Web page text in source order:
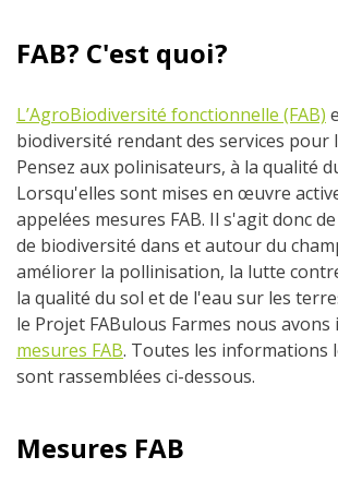
FAB? C'est quoi?
L’AgroBiodiversité fonctionnelle (FAB)
biodiversité rendant des services pour
Pensez aux polinisateurs, à la qualité
Lorsqu'elles sont mises en œuvre
appelées mesures FAB. Il s'agit donc
de biodiversité dans et autour du
améliorer la pollinisation, la lutte
la qualité du sol et de l'eau sur les
le Projet FABulous Farmes nous avons
mesures FAB. Toutes les informations
sont rassemblées ci-dessous.
Mesures FAB